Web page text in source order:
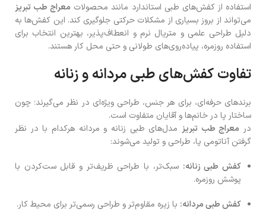
استفاده از کفش‌های طبی استاندارد مانند محصولات معراج طب تبریز
می‌تواند از بروز بسیاری از مشکلات حرکتی جلوگیری کند. این کفش‌ها به
دلیل طراحی علمی و متریال نرم و انعطاف‌پذیر، بهترین انتخاب برای
استفاده روزمره، پیاده‌روی‌های طولانی و حتی محل کار هستند.
تفاوت کفش‌های طبی مردانه و زنانه
برندهای حرفه‌ای، برای هر جنس، طراحی ویژه‌ای در نظر می‌گیرند؛ چون
ساختار پا در خانم‌ها و آقایان متفاوت است.
در معراج طب تبریز مدل‌های طبی زنانه و مردانه هرکدام با در نظر
گرفتن آناتومی پا، طراحی و تولید می‌شوند:
کفش طبی زنانه: سبک‌تر، با طراحی ظریف‌تر و قابل ست‌کردن با
پوشش روزمره.
کفش طبی مردانه: با زیره مقاوم‌تر و طراحی رسمی‌تر برای محیط کار.